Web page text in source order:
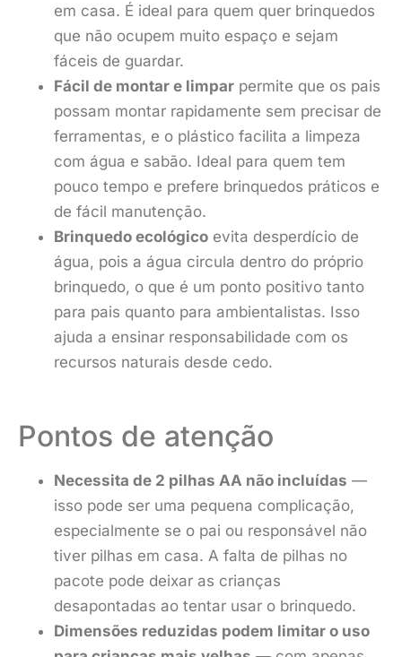
em casa. É ideal para quem quer brinquedos
que não ocupem muito espaço e sejam
fáceis de guardar.
Fácil de montar e limpar permite que os pais
possam montar rapidamente sem precisar de
ferramentas, e o plástico facilita a limpeza
com água e sabão. Ideal para quem tem
pouco tempo e prefere brinquedos práticos e
de fácil manutenção.
Brinquedo ecológico evita desperdício de
água, pois a água circula dentro do próprio
brinquedo, o que é um ponto positivo tanto
para pais quanto para ambientalistas. Isso
ajuda a ensinar responsabilidade com os
recursos naturais desde cedo.
Pontos de atenção
Necessita de 2 pilhas AA não incluídas —
isso pode ser uma pequena complicação,
especialmente se o pai ou responsável não
tiver pilhas em casa. A falta de pilhas no
pacote pode deixar as crianças
desapontadas ao tentar usar o brinquedo.
Dimensões reduzidas podem limitar o uso